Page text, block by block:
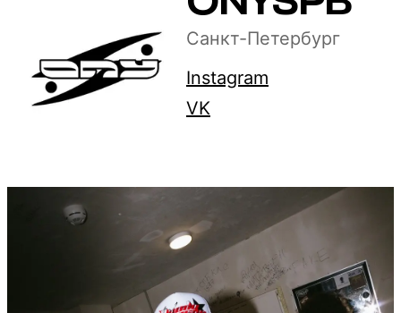
Санкт-Петербург
Instagram
VK